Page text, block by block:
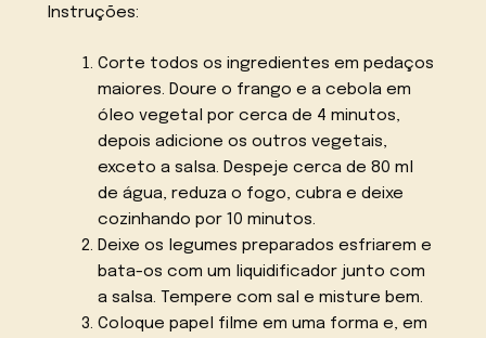
Instruções:
Corte todos os ingredientes em pedaços
maiores. Doure o frango e a cebola em
óleo vegetal por cerca de 4 minutos,
depois adicione os outros vegetais,
exceto a salsa. Despeje cerca de 80 ml
de água, reduza o fogo, cubra e deixe
cozinhando por 10 minutos.
Deixe os legumes preparados esfriarem e
bata-os com um liquidificador junto com
a salsa. Tempere com sal e misture bem.
Coloque papel filme em uma forma e, em